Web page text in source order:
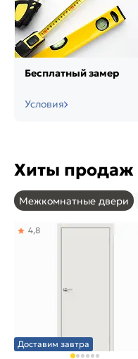
Бесплатный замер
Условия
Хиты продаж
Межкомнатные двери
Доставим завтра
4,8